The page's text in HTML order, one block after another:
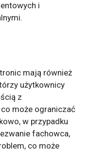
i
mają również
użytkownicy
z
może ograniczać
w przypadku
fachowca,
co może